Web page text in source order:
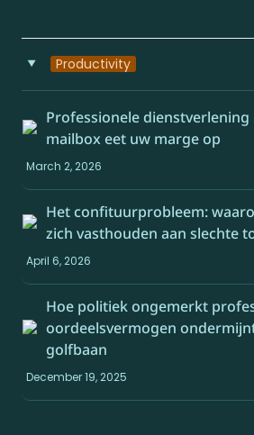
‣ Productivity
Professionele dienstverlening
mailbox eet uw marge op
March 2, 2026
Het confituurprobleem:
zich vasthouden aan slechte
April 6, 2026
Hoe politiek ongemerkt
oordeelsvermogen
golfbaan
December 19, 2025